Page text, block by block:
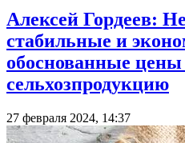
Алексей Гордеев:
стабильные и
обоснованные цены
сельхозпродукцию
27 февраля 2024, 14:37